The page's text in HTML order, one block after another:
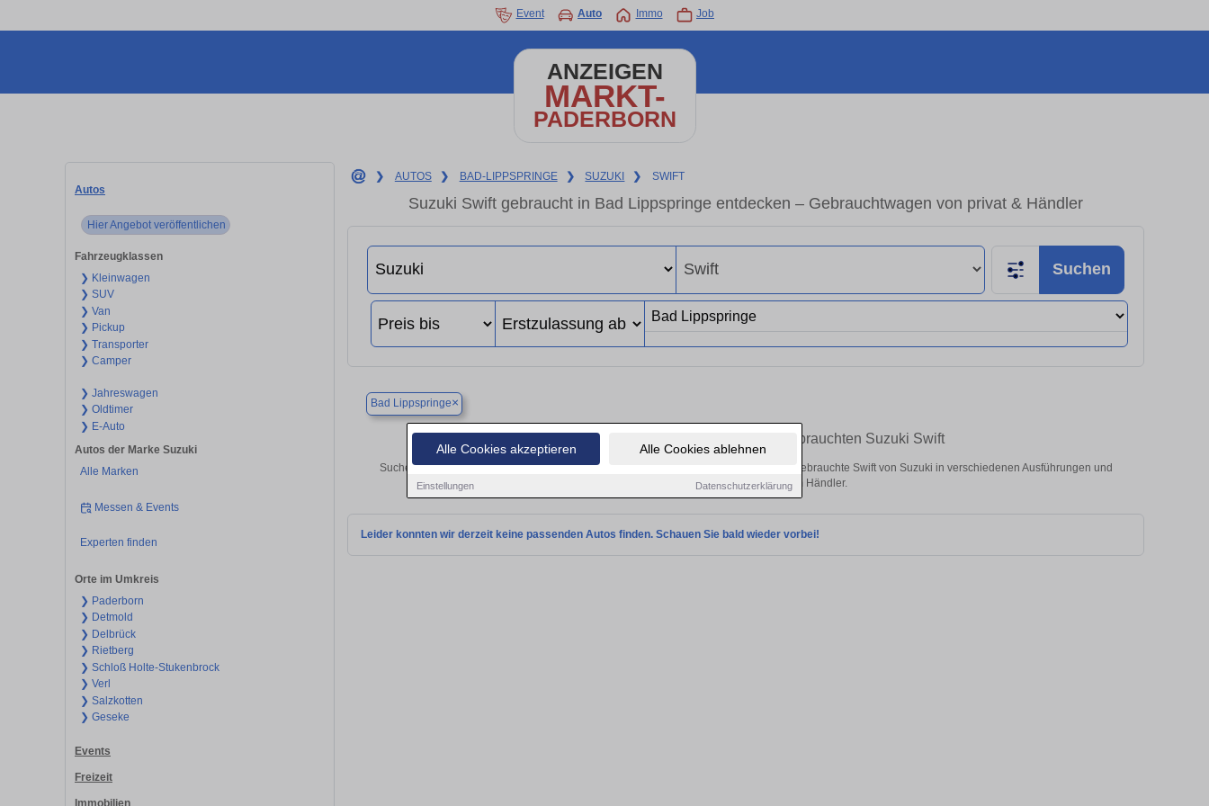
Alle Cookies akzeptieren Alle Cookies ablehnen
Einstellungen Datenschutzerklärung
Event Auto Immo Job
ANZEIGEN
MARKT-
PADERBORN
Autos
Hier Angebot veröffentlichen
Fahrzeugklassen
❯ Kleinwagen
❯ SUV
❯ Van
❯ Pickup
❯ Transporter
❯ Camper
❯ Jahreswagen
❯ Oldtimer
❯ E-Auto
Autos der Marke Suzuki
Alle Marken
Messen & Events
Experten finden
Orte im Umkreis
❯ Paderborn
❯ Detmold
❯ Delbrück
❯ Rietberg
❯ Schloß Holte-Stukenbrock
❯ Verl
❯ Salzkotten
❯ Geseke
Events
Freizeit
Immobilien
❯ AUTOS ❯ BAD-LIPPSPRINGE ❯ SUZUKI ❯ SWIFT
Suzuki Swift gebraucht in Bad Lippspringe entdecken – Gebrauchtwagen von privat & Händler
Suchen
Bad Lippspringe×
Finden Sie in Bad Lippspringe Ihren gebrauchten Suzuki Swift
Suchen Sie in Bad Lippspringe einen Suzuki Swift Gebrauchtwagen? Entdecken Sie gebrauchte Swift von Suzuki in verschiedenen Ausführungen und
Preisklassen von privat und vom Händler.
Leider konnten wir derzeit keine passenden Autos finden. Schauen Sie bald wieder vorbei!